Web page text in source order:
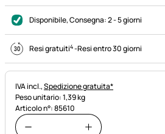
Disponibile, Consegna:2 - 5 giorni
Resi gratuiti4-Resi entro 30 giorni
Informazioni fiscali:
IVA incl.,Spedizione gratuita*
Peso unitario: 1,39 kg
Articolo n°: 85610